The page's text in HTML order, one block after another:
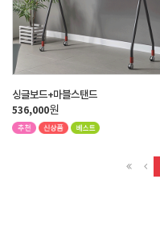
싱글보드+마블스탠드
536,000원